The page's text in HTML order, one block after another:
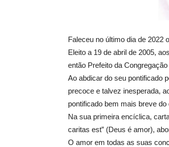
Faleceu no último dia de 2022
Eleito a 19 de abril de 2005,
então Prefeito da
Ao abdicar do seu pontificado
precoce e talvez inesperada,
pontificado bem mais breve
Na sua primeira encíclica,
caritas est” (Deus é amor),
O amor em todas as suas